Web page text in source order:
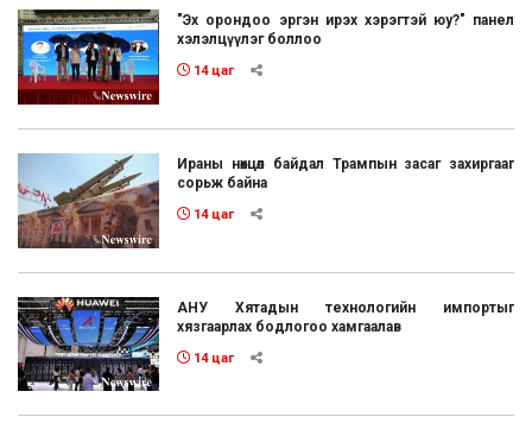
"Эх орондоо эргэн ирэх хэрэгтэй юу?" панел
хэлэлцүүлэг боллоо
14 цаг
Ираны нөхцөл байдал Трампын засаг захиргааг
сорьж байна
14 цаг
АНУ Хятадын технологийн импортыг
хязгаарлах бодлогоо хамгаалав
14 цаг